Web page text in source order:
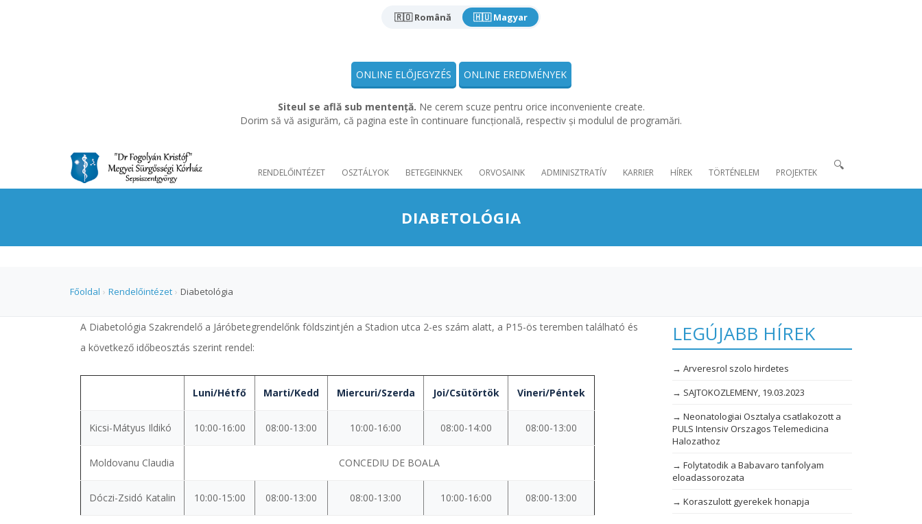
🇷🇴 Română 🇭🇺 Magyar
ONLINE ELŐJEGYZÉS ONLINE EREDMÉNYEK
Siteul se află sub mentență. Ne cerem scuze pentru orice inconveniente create.
Dorim să vă asigurăm, că pagina este în continuare funcțională, respectiv și modulul de programări.
RENDELŐINTÉZET OSZTÁLYOK BETEGEINKNEK ORVOSAINK ADMINISZTRATÍV KARRIER HÍREK TÖRTÉNELEM PROJEKTEK
🔍
DIABETOLÓGIA
Főoldal › Rendelőintézet › Diabetológia
A Diabetológia Szakrendelő a Járóbetegrendelőnk földszintjén a Stadion utca 2-es szám alatt, a P15-ös teremben található és
a következő időbeosztás szerint rendel:
Luni/Hétfő Marti/Kedd Miercuri/Szerda Joi/Csütörtök Vineri/Péntek
Kicsi-Mátyus Ildikó 10:00-16:00 08:00-13:00 10:00-16:00 08:00-14:00 08:00-13:00
Moldovanu Claudia CONCEDIU DE BOALA
Dóczi-Zsidó Katalin 10:00-15:00 08:00-13:00 08:00-13:00 10:00-16:00 08:00-13:00
LEGÚJABB HÍREK
→ Arveresrol szolo hirdetes
→ SAJTOKOZLEMENY, 19.03.2023
→ Neonatologiai Osztalya csatlakozott a
PULS Intensiv Orszagos Telemedicina
Halozathoz
→ Folytatodik a Babavaro tanfolyam
eloadassorozata
→ Koraszulott gyerekek honapja